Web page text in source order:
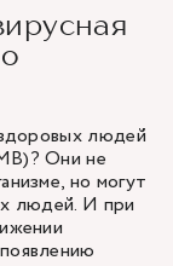
людей
Они не
но могут
людей. И при